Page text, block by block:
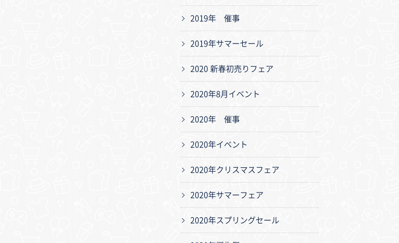
2019年 催事
2019年サマーセール
2020 新春初売りフェア
2020年8月イベント
2020年 催事
2020年イベント
2020年クリスマスフェア
2020年サマーフェア
2020年スプリングセール